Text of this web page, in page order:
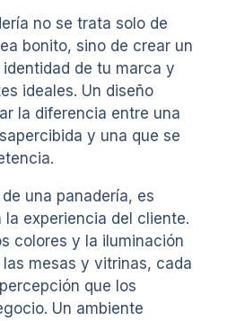
no se trata solo de
bonito, sino de crear un
de tu marca y
ideales. Un diseño
la diferencia entre una
y una que se
una panadería, es
experiencia del cliente.
colores y la iluminación
mesas y vitrinas, cada
que los
Un ambiente